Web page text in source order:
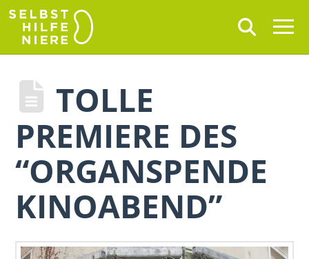
TOLLE
PREMIERE DES
“ORGANSPENDE
KINOABEND”